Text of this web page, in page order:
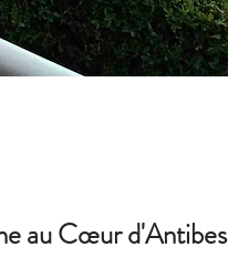
au Cœur d'Antibes